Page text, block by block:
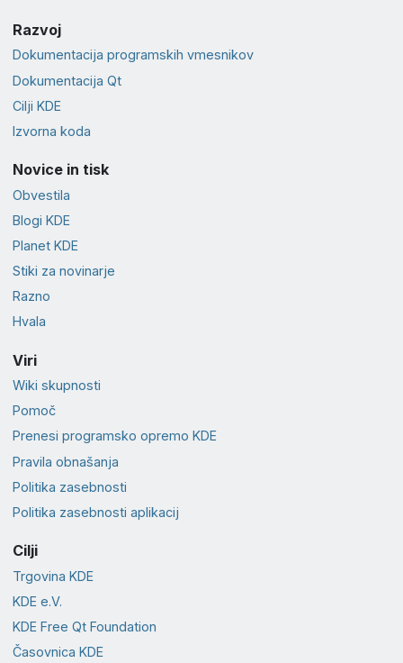
Razvoj
Dokumentacija programskih vmesnikov
Dokumentacija Qt
Cilji KDE
Izvorna koda
Novice in tisk
Obvestila
Blogi KDE
Planet KDE
Stiki za novinarje
Razno
Hvala
Viri
Wiki skupnosti
Pomoč
Prenesi programsko opremo KDE
Pravila obnašanja
Politika zasebnosti
Politika zasebnosti aplikacij
Cilji
Trgovina KDE
KDE e.V.
KDE Free Qt Foundation
Časovnica KDE